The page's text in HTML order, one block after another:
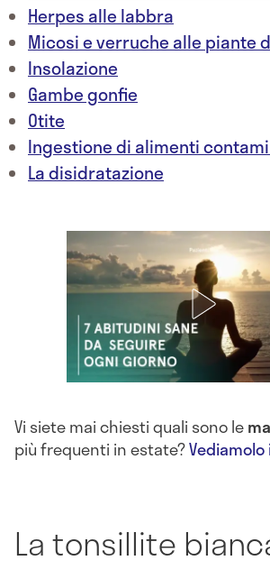
Herpes alle labbra
Micosi e verruche alle piante
Insolazione
Gambe gonfie
Otite
Ingestione di alimenti
La disidratazione
Vi siete mai chiesti quali sono le
più frequenti in estate?
La tonsillite